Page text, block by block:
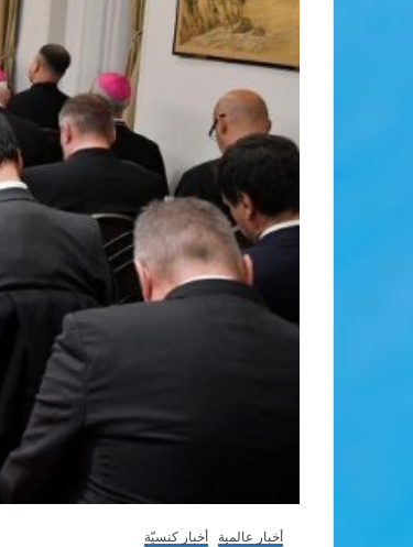
أخبار عالمية أخبار كنسيّة